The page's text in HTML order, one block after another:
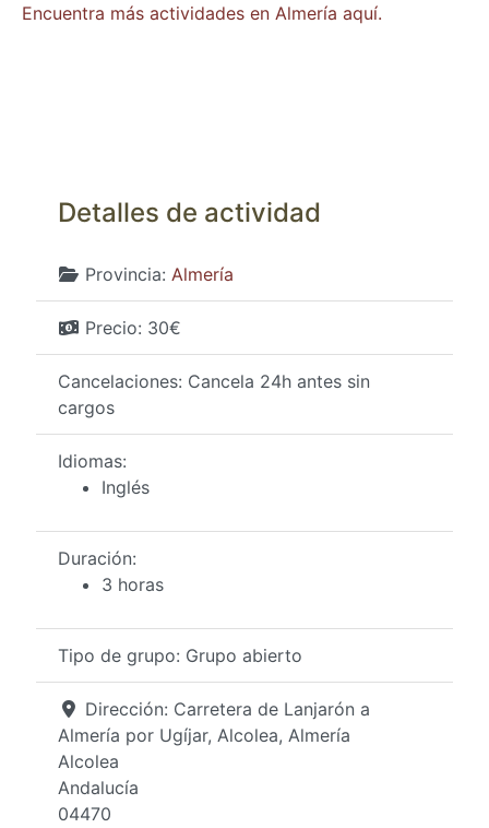
Encuentra más actividades en Almería aquí.
Detalles de actividad
Provincia:Almería
Precio: 30€
Cancelaciones: Cancela 24h antes sin
cargos
Idiomas:
Inglés
Duración:
3 horas
Tipo de grupo: Grupo abierto
Dirección: Carretera de Lanjarón a
Almería por Ugíjar, Alcolea, Almería
Alcolea
Andalucía
04470